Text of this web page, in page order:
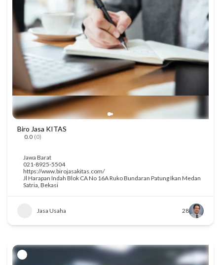
Biro Jasa KITAS
0.0 (0)
Jawa Barat
021-8925-5504
https://www.birojasakitas.com/
Jl Harapan Indah Blok CA No 16A Ruko Bundaran Patung Ikan Medan
Satria, Bekasi
Jasa Usaha 28